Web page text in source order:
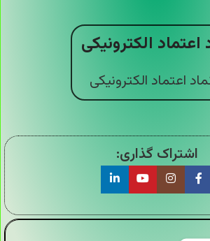
اعتماد الکترونیکی
اشتراک گذاری: